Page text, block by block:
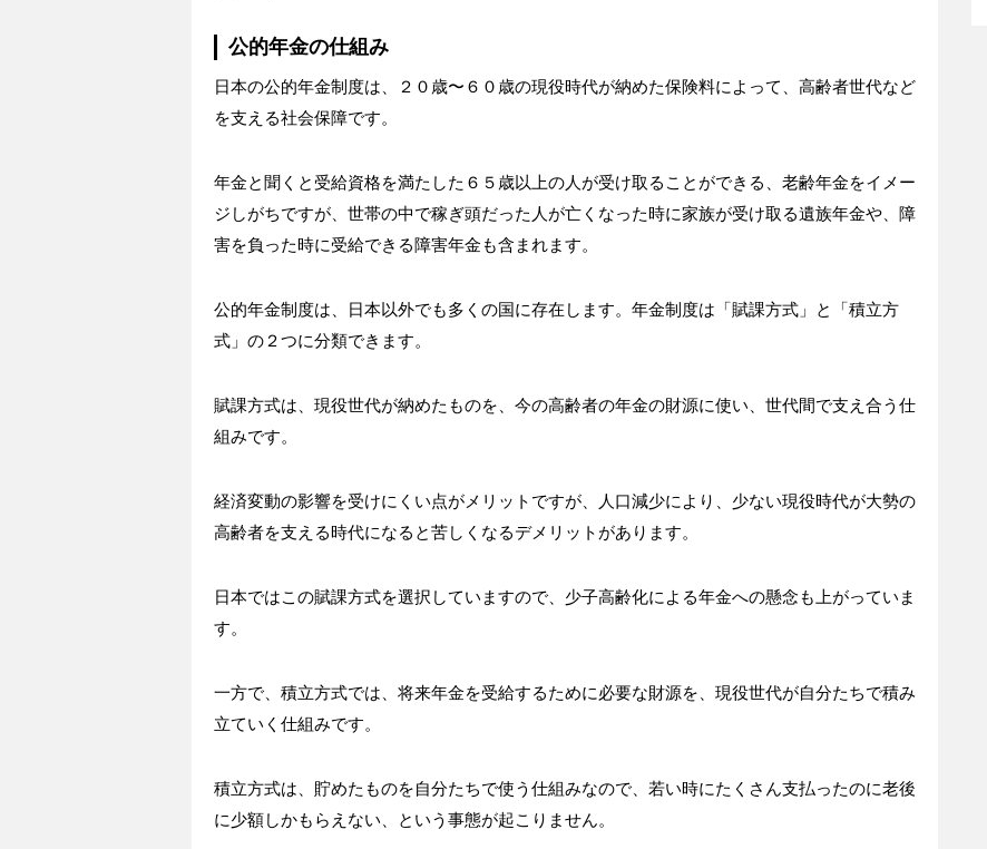
公的年金の仕組み
日本の公的年金制度は、２０歳〜６０歳の現役時代が納めた保険料によって、高齢者世代など
を支える社会保障です。
年金と聞くと受給資格を満たした６５歳以上の人が受け取ることができる、老齢年金をイメー
ジしがちですが、世帯の中で稼ぎ頭だった人が亡くなった時に家族が受け取る遺族年金や、障
害を負った時に受給できる障害年金も含まれます。
公的年金制度は、日本以外でも多くの国に存在します。年金制度は「賦課方式」と「積立方
式」の２つに分類できます。
賦課方式は、現役世代が納めたものを、今の高齢者の年金の財源に使い、世代間で支え合う仕
組みです。
経済変動の影響を受けにくい点がメリットですが、人口減少により、少ない現役時代が大勢の
高齢者を支える時代になると苦しくなるデメリットがあります。
日本ではこの賦課方式を選択していますので、少子高齢化による年金への懸念も上がっていま
す。
一方で、積立方式では、将来年金を受給するために必要な財源を、現役世代が自分たちで積み
立ていく仕組みです。
積立方式は、貯めたものを自分たちで使う仕組みなので、若い時にたくさん支払ったのに老後
に少額しかもらえない、という事態が起こりません。